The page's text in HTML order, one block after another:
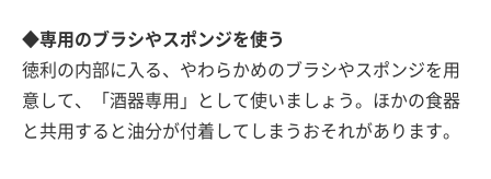
◆専用のブラシやスポンジを使う
徳利の内部に入る、やわらかめのブラシやスポンジを用
意して、「酒器専用」として使いましょう。ほかの食器
と共用すると油分が付着してしまうおそれがあります。